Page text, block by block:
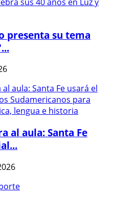
presenta su tema
al aula: Santa Fe